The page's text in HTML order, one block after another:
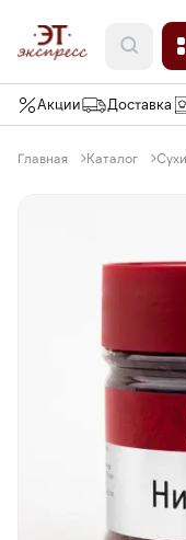
Акции Доставка
Главная Каталог